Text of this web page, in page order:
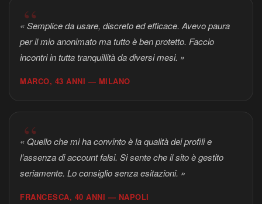
« Semplice da usare, discreto ed efficace. Avevo paura
per il mio anonimato ma tutto è ben protetto. Faccio
incontri in tutta tranquillità da diversi mesi. »
MARCO, 43 ANNI — MILANO
« Quello che mi ha convinto è la qualità dei profili e
l'assenza di account falsi. Si sente che il sito è gestito
seriamente. Lo consiglio senza esitazioni. »
FRANCESCA, 40 ANNI — NAPOLI